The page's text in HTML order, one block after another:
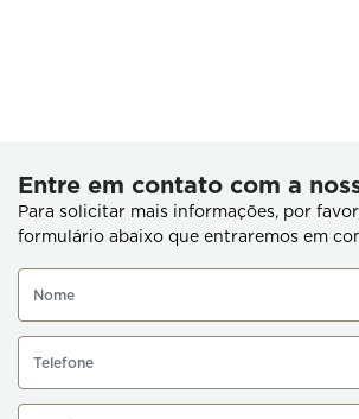
Entre em contato com a
Para solicitar mais informações, por
formulário abaixo que entraremos em